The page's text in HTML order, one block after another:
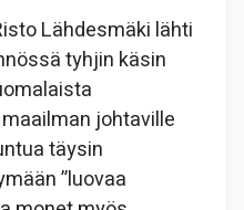
Lähdesmäki lähti
tyhjin käsin
johtaville
täysin
”luovaa